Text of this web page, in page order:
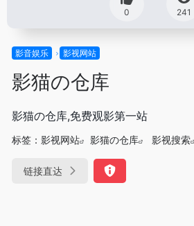
0 241
影音娱乐 影视网站
影猫の仓库
影猫の仓库,免费观影第一站
标签： 影视网站 影猫の仓库 影视搜索
链接直达